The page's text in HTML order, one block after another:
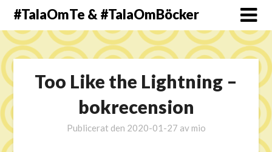
#TalaOmTe & #TalaOmBöcker
Too Like the Lightning –
bokrecension
Publicerat den 2020-01-27 av mio